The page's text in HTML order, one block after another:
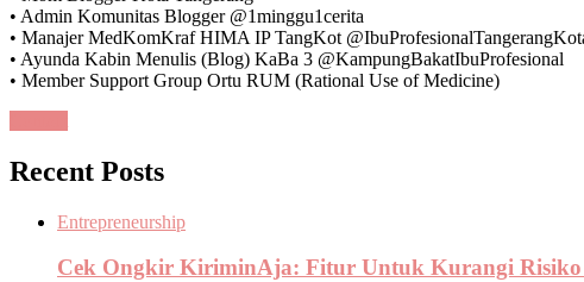
• Admin Komunitas Blogger @1minggu1cerita
• Manajer MedKomKraf HIMA IP TangKot
• Ayunda Kabin Menulis (Blog) KaBa 3 @KampungBakatIbuProfesional
• Member Support Group Ortu RUM (Rational Use of Medicine)
Recent Posts
Entrepreneurship
Cek Ongkir KiriminAja: Fitur Untuk Kurangi Risiko